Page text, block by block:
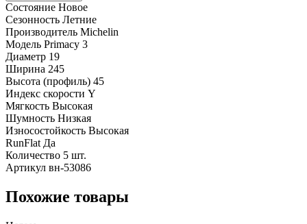
Состояние Новое
Сезонность Летние
Производитель Michelin
Модель Primacy 3
Диаметр 19
Ширина 245
Высота (профиль) 45
Индекс скорости Y
Мягкость Высокая
Шумность Низкая
Износостойкость Высокая
RunFlat Да
Количество 5 шт.
Артикул вн-53086
Похожие товары